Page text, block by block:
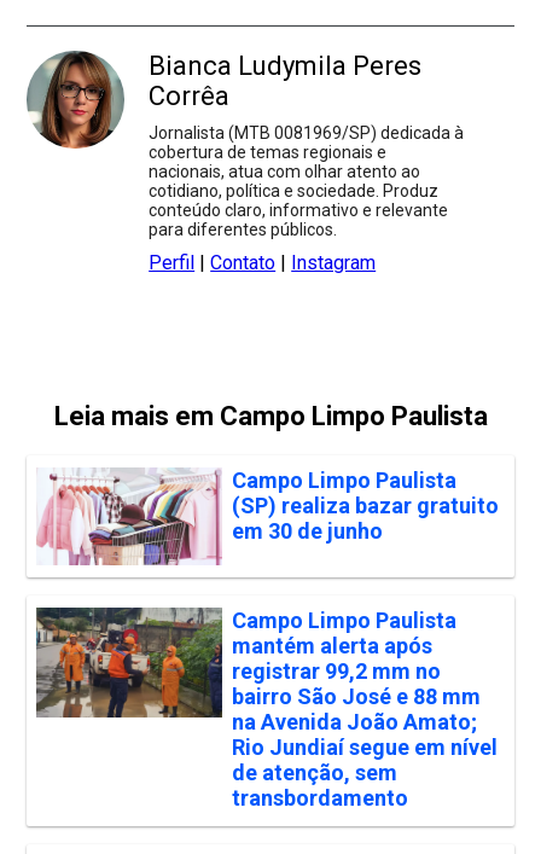
Bianca Ludymila Peres
Corrêa
Jornalista (MTB 0081969/SP) dedicada à
cobertura de temas regionais e
nacionais, atua com olhar atento ao
cotidiano, política e sociedade. Produz
conteúdo claro, informativo e relevante
para diferentes públicos.
Perfil |Contato | Instagram
Leia mais em Campo Limpo Paulista
Campo Limpo Paulista
(SP) realiza bazar gratuito
em 30 de junho
Campo Limpo Paulista
mantém alerta após
registrar 99,2 mm no
bairro São José e 88 mm
na Avenida João Amato;
Rio Jundiaí segue em nível
de atenção, sem
transbordamento